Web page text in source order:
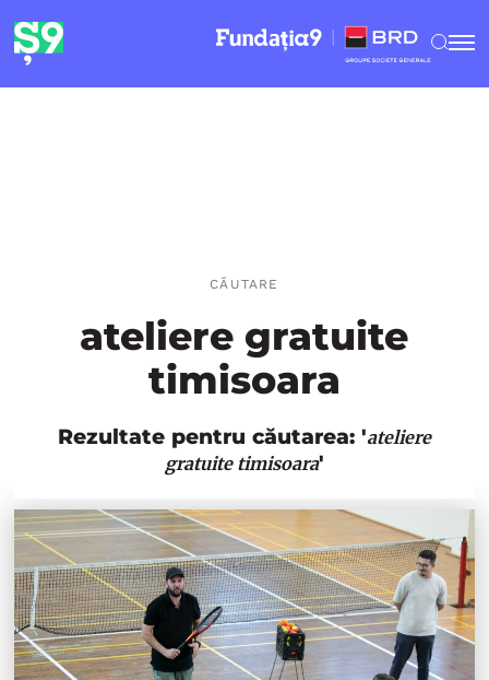
CĂUTARE
ateliere gratuite
timisoara
Rezultate pentru căutarea: 'ateliere
gratuite timisoara'